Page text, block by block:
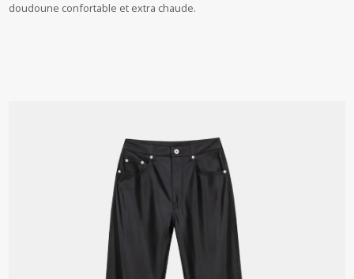
doudoune confortable et extra chaude.